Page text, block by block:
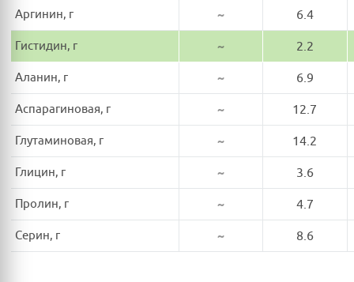
Аргинин, г ~ 6.4
Гистидин, г ~ 2.2
Аланин, г ~ 6.9
Аспарагиновая, г ~ 12.7
Глутаминовая, г ~ 14.2
Глицин, г ~ 3.6
Пролин, г ~ 4.7
Серин, г ~ 8.6